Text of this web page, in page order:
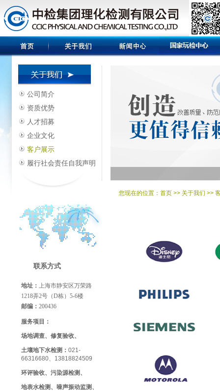
公司简介
资质优势
人才招募
企业文化
客户展示
履行社会责任自我声明
联系方式
地址： 上海市静安区万荣路
1218弄2号（D栋）5-6楼
邮编： 200436
服务项目：
场地调查、修复验收、
土壤地下水检测： 021-
66316680、13818824509
环评验收、污染源检测、
地表水检测、噪声振动监测、
您现在的位置： 首页 >> 关于我们 >>